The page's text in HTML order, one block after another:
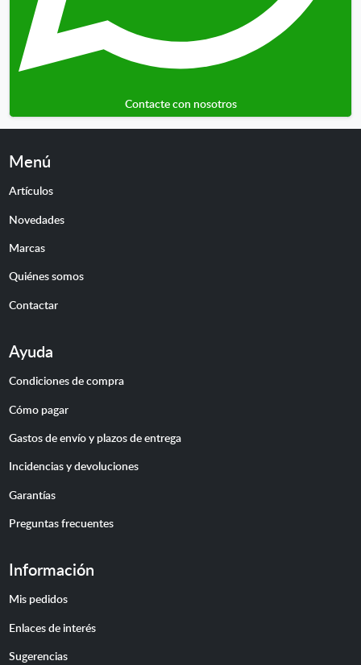
Contacte con nosotros
Menú
Artículos
Novedades
Marcas
Quiénes somos
Contactar
Ayuda
Condiciones de compra
Cómo pagar
Gastos de envío y plazos de entrega
Incidencias y devoluciones
Garantías
Preguntas frecuentes
Información
Mis pedidos
Enlaces de interés
Sugerencias